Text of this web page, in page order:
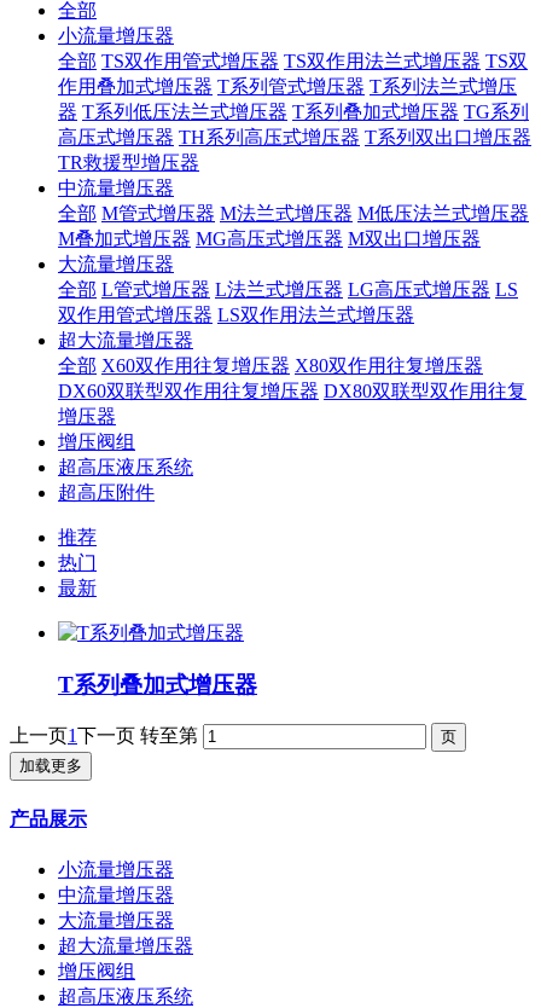
全部
小流量增压器
全部 TS双作用管式增压器 TS双作用法兰式增压器 TS双
作用叠加式增压器 T系列管式增压器 T系列法兰式增压
器 T系列低压法兰式增压器 T系列叠加式增压器 TG系列
高压式增压器 TH系列高压式增压器 T系列双出口增压器
TR救援型增压器
中流量增压器
全部 M管式增压器 M法兰式增压器 M低压法兰式增压器
M叠加式增压器 MG高压式增压器 M双出口增压器
大流量增压器
全部 L管式增压器 L法兰式增压器 LG高压式增压器 LS
双作用管式增压器 LS双作用法兰式增压器
超大流量增压器
全部 X60双作用往复增压器 X80双作用往复增压器
DX60双联型双作用往复增压器 DX80双联型双作用往复
增压器
增压阀组
超高压液压系统
超高压附件
推荐
热门
最新
T系列叠加式增压器
上一页1下一页 转至第
加载更多
产品展示
小流量增压器
中流量增压器
大流量增压器
超大流量增压器
增压阀组
超高压液压系统